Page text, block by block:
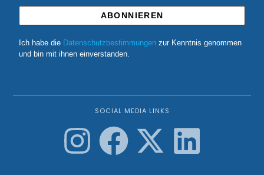
Ich habe die Datenschutzbestimmungen zur Kenntnis genommen
und bin mit ihnen einverstanden.
SOCIAL MEDIA LINKS